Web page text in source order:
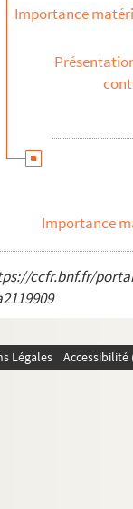
Magazine
Importance
Importance
ccfr.bnf.fr/
Légales